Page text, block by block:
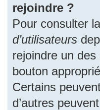
rejoindre ?
Pour consulter
d’utilisateurs
rejoindre un
bouton
Certains
d’autres